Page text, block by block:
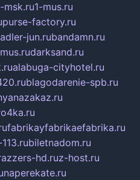
msk.ru1-mus.ru
purse-factory.ru
adler-jun.rubandamn.ru
darksand.ru
alabuga-cityhotel.ru
blagodarenie-spb.ru
fabrikayfabrikaefabrika.ru
biletnadom.ru
hd.ruz-host.ru
naperekate.ru